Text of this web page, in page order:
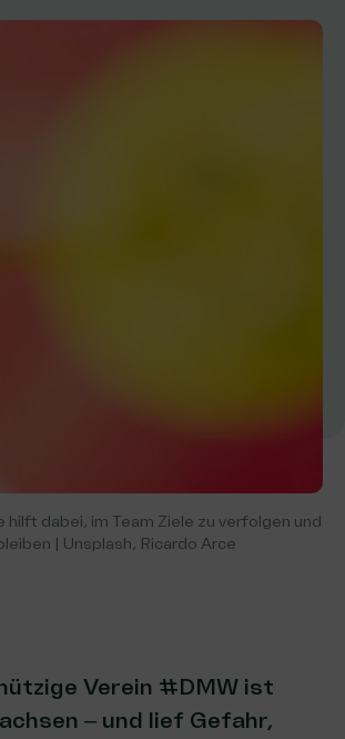
hilft dabei, im Team Ziele zu verfolgen und
| Unsplash, Ricardo Arce
Verein #DMW ist
– und lief Gefahr,